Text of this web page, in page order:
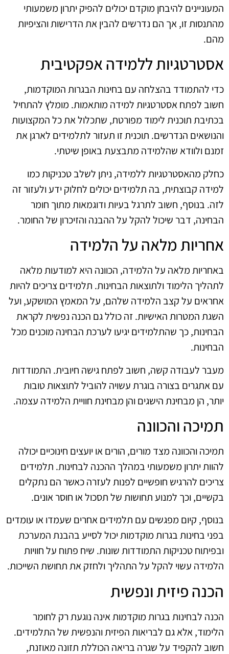
המעוניינים להיבחן מוקדם יכולים להפיק יתרון משמעותי
מהתנסות זו, אך הם נדרשים להבין את הדרישות והציפיות
מהם.
אסטרטגיות ללמידה אפקטיבית
כדי להתמודד בהצלחה עם בחינות הבגרות המוקדמות,
חשוב לפתח אסטרטגיות למידה מותאמות. מומלץ להתחיל
בכתיבת תוכנית לימוד מפורטת, שתכלול את כל המקצועות
והנושאים הנדרשים. תוכנית זו תעזור לתלמידים לארגן את
זמנם ולוודא שהלמידה מתבצעת באופן שיטתי.
כחלק מהאסטרטגיות ללמידה, ניתן לשלב טכניקות כמו
למידה קבוצתית, בה תלמידים יכולים לחלוק ידע ולעזור זה
לזה. בנוסף, חשוב לתרגל בעיות ודוגמאות מתוך חומר
הבחינה, דבר שיכול להקל על ההבנה והזיכרון של החומר.
אחריות מלאה על הלמידה
באחריות מלאה על הלמידה, הכוונה היא למודעות מלאה
לתהליך הלימוד ולתוצאות הבחינות. תלמידים צריכים להיות
אחראים על קצב הלמידה שלהם, על המאמץ המושקע, ועל
השגת המטרות האישיות. זה כולל גם הכנה נפשית לקראת
הבחינות, כך שהתלמידים יגיעו לערכת הבחינה מוכנים מכל
הבחינות.
מעבר לעבודה קשה, חשוב לפתח גישה חיובית. התמודדות
עם אתגרים בצורה בוגרת עשויה להוביל לתוצאות טובות
יותר, הן מבחינת הישגים והן מבחינת חוויית הלמידה עצמה.
תמיכה והכוונה
תמיכה והכוונה מצד מורים, הורים או יועצים חינוכיים יכולה
להוות יתרון משמעותי במהלך ההכנה לבחינות. תלמידים
צריכים להרגיש חופשיים לפנות לעזרה כאשר הם נתקלים
בקשיים, וכך למנוע תחושות של תסכול או חוסר אונים.
בנוסף, קיום מפגשים עם תלמידים אחרים שעמדו או עומדים
בפני בחינות בגרות מוקדמות יכול לסייע בהבנת המערכת
ובפיתוח טכניקות התמודדות שונות. שיח פתוח על חוויות
הלמידה עשוי להקל על התהליך ולחזק את תחושת השייכות.
הכנה פיזית ונפשית
הכנה לבחינות בגרות מוקדמות אינה נוגעת רק לחומר
הלימוד, אלא גם לבריאות הפיזית והנפשית של התלמידים.
חשוב להקפיד על שגרה בריאה הכוללת תזונה מאוזנת,